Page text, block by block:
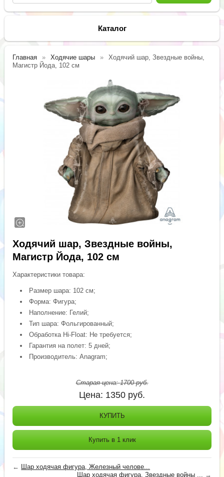
Каталог
Главная Ходячие шары
Ходячий шар, Звездные войны,
Магистр Йода, 102 см
Ходячий шар, Звездные войны,
Магистр Йода, 102 см
Характеристики товара:
Размер шара: 102 см;
Форма: Фигура;
Наполнение: Гелий;
Тип шара: Фольгированный;
Обработка Hi-Float: Не требуется;
Гарантия на полет: 5 дней;
Производитель: Anagram;
Старая цена:1700руб.
Цена: 1350 руб.
КУПИТЬ
Купить в 1 клик
← Шар ходячая фигура, Железный челове...
Шар ходячая фигура, Звездные войны ...
→